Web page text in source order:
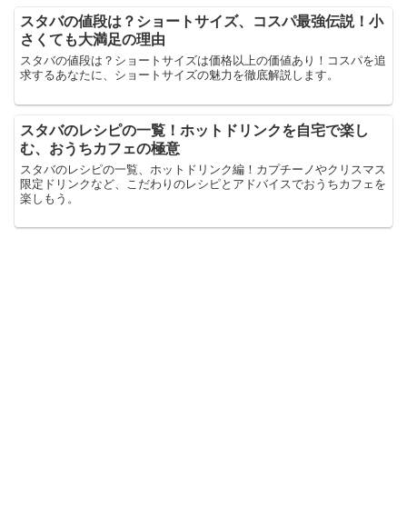
スタバの値段は？ショートサイズ、コスパ最強伝説！小
さくても大満足の理由
スタバの値段は？ショートサイズは価格以上の価値あり！コスパを追
求するあなたに、ショートサイズの魅力を徹底解説します。
スタバのレシピの一覧！ホットドリンクを自宅で楽し
む、おうちカフェの極意
スタバのレシピの一覧、ホットドリンク編！カプチーノやクリスマス
限定ドリンクなど、こだわりのレシピとアドバイスでおうちカフェを
楽しもう。